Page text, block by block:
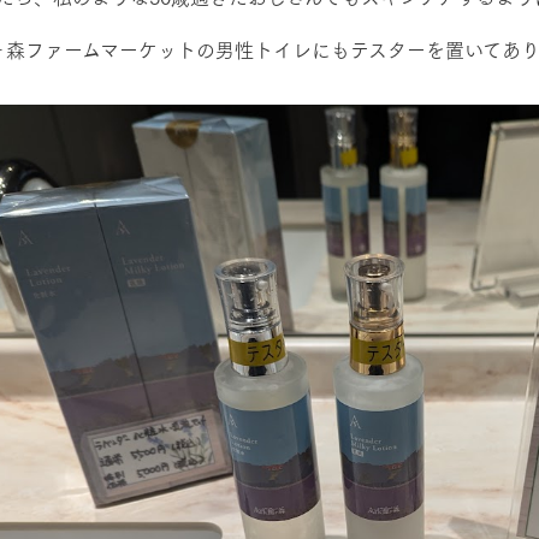
ファームマーケットの男性トイレにもテスターを置いてあ